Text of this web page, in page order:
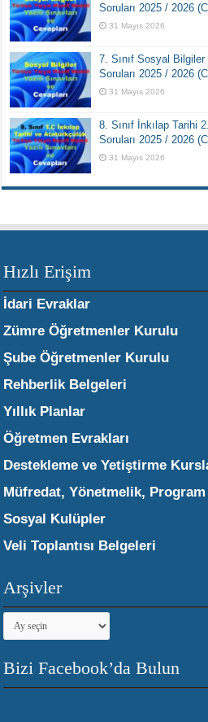
Soruları 2025 / 2026
31 Mayıs 2026
7. Sınıf Sosyal Bilgiler
Soruları 2025 / 2026
31 Mayıs 2026
8. Sınıf İnkılap Tarihi
Soruları 2025 / 2026
31 Mayıs 2026
Hızlı Erişim
İdari Evraklar
Zümre Öğretmenler Kurulu
Şube Öğretmenler Kurulu
Rehberlik Belgeleri
Yıllık Planlar
Öğretmen Evrakları
Destekleme ve Yetiştirme
Müfredat, Yönetmelik, Program
Sosyal Kulüpler
Veli Toplantısı Belgeleri
Arşivler
Arşivler
Bizi Facebook’da Bulun